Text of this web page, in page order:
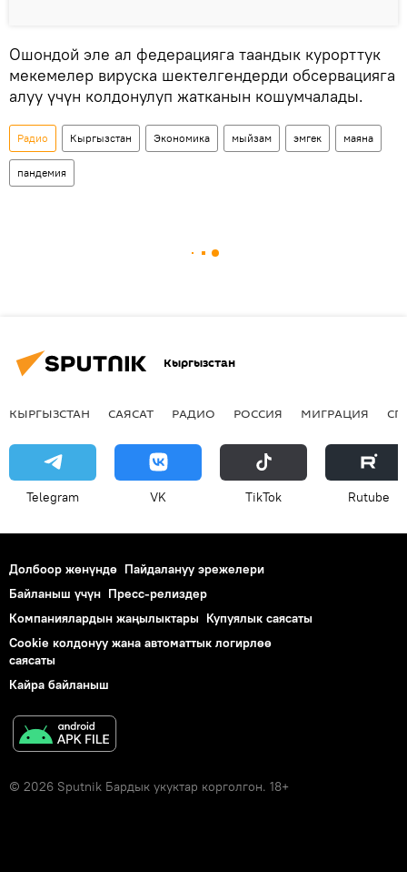
Ошондой эле ал федерацияга таандык курорттук
мекемелер вируска шектелгендерди обсервацияга
алуу үчүн колдонулуп жатканын кошумчалады.
Радио Кыргызстан Экономика мыйзам эмгек маяна
пандемия
Кыргызстан
КЫРГЫЗСТАН САЯСАТ РАДИО РОССИЯ МИГРАЦИЯ
Telegram VK ТikТоk Rutube
Долбоор жөнүндө Пайдалануу эрежелери
Байланыш үчүн Пресс-релиздер
Компаниялардын жаңылыктары Купуялык саясаты
Cookie колдонуу жана автоматтык логирлөө
саясаты
Кайра байланыш
© 2026 Sputnik Бардык укуктар корголгон. 18+